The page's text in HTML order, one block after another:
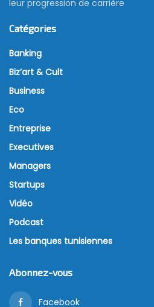
leur progression de carrière
Catégories
Banking
Biz’art & Cult
Business
Eco
Entreprise
Executives
Managers
Startups
Vidéo
Podcast
Les banques tunisiennes
Abonnez-vous
Facebook